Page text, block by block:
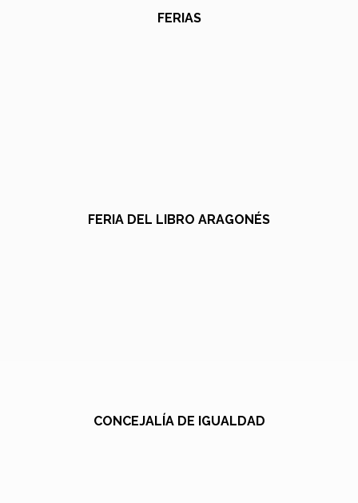
FERIAS
FERIA DEL LIBRO ARAGONÉS
CONCEJALÍA DE IGUALDAD